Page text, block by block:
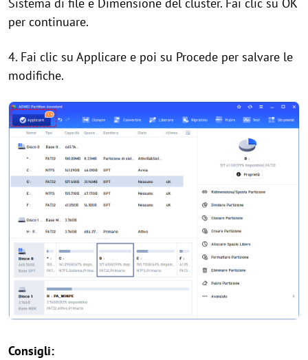
per continuare.
4. Fai clic su Applicare e poi su Procede per salvare le
modifiche.
Consigli: